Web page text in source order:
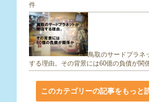
件
鳥取のサードプラネ
する理由。その背景には60億の負債が関
このカテゴリーの記事をもっと